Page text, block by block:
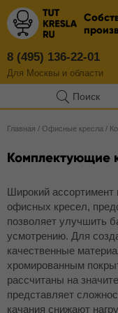
8 (495) 136-22-01
Для Москвы и области
Поиск
Главная / Офисные кресла /
Комплектующие
Широкий
офисных кресел,
позволяет улучшить
усмотрению. Для
качественные
хромированным
рассчитаны на
представляет
качания снижают